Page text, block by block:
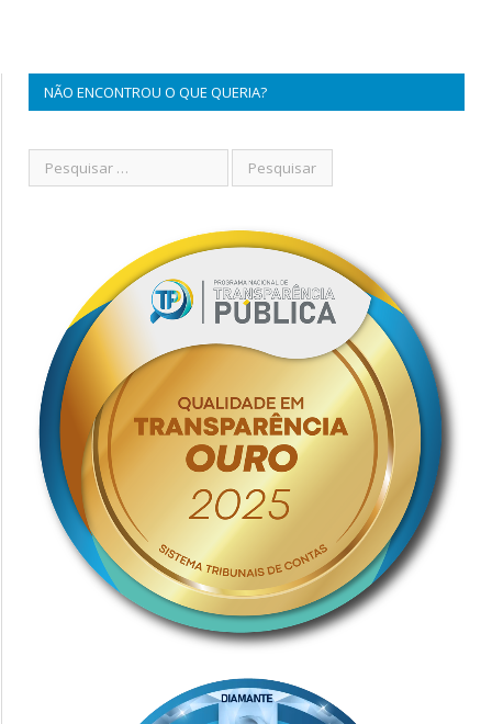
NÃO ENCONTROU O QUE QUERIA?